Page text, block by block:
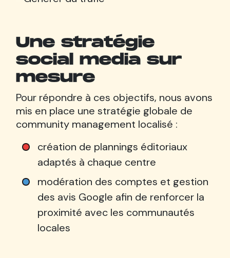
Une stratégie
social media sur
mesure
Pour répondre à ces objectifs, nous avons
mis en place une stratégie globale de
community management localisé :
création de plannings éditoriaux
adaptés à chaque centre
modération des comptes et gestion
des avis Google afin de renforcer la
proximité avec les communautés
locales